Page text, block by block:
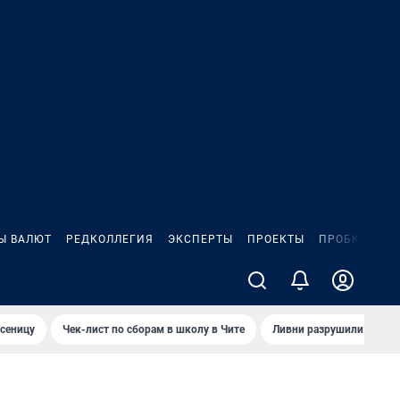
ВАЛЮТ РЕДКОЛЛЕГИЯ ЭКСПЕРТЫ ПРОЕКТЫ ПРОБКИ
Чек-лист по сборам в школу в Чите Ливни разрушили